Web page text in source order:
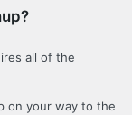
all of the
on your way to the